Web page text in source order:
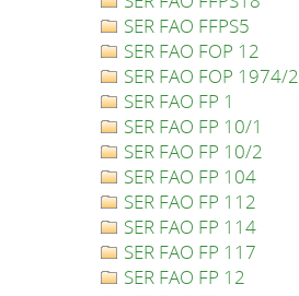
SER FAO FFPS5
SER FAO FOP 12
SER FAO FOP 1974/2
SER FAO FP 1
SER FAO FP 10/1
SER FAO FP 10/2
SER FAO FP 104
SER FAO FP 112
SER FAO FP 114
SER FAO FP 117
SER FAO FP 12